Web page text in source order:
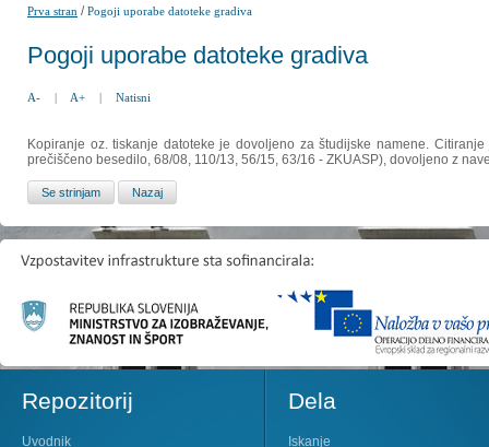
Prva stran /Pogoji uporabe datoteke gradiva
Pogoji uporabe datoteke gradiva
A- | A+ | Natisni
Kopiranje oz. tiskanje datoteke je dovoljeno za študijske namene.
prečiščeno besedilo, 68/08, 110/13, 56/15, 63/16 - ZKUASP), dovoljeno z
Repozitorij
Uvodnik
Dela
Iskanje